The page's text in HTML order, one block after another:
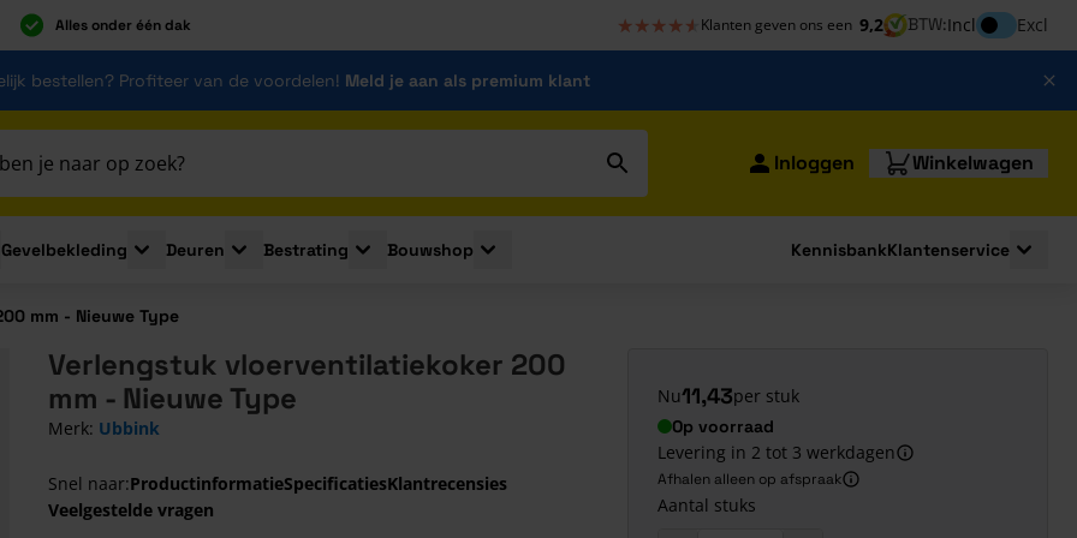
Alles onder één dak ★★★★★
★★★★★ Klanten geven ons een 9,2 BTW:InclInclusief btw
Excl
bestellen? Profiteer van de voordelen! Meld je aan als premium klant
Inloggen Winkelwagen
Plaatmaterialen
submenu for Isolatie
Gevelbekleding
Toggle submenu for Gevelbekleding
Deuren
Toggle submenu for Deuren
Bestrating
Toggle submenu for Bestrating
Bouwshop
Toggle submenu for Bouwshop
KennisbankKlantenservice
mm - Nieuwe Type
Verlengstuk vloerventilatiekoker 200
mm - Nieuwe Type
Merk: Ubbink
Snel naar:ProductinformatieSpecificatiesKlantrecensies
Veelgestelde vragen
Nu11,43per stuk
Op voorraad
Levering in 2 tot 3 werkdagen
Afhalen alleen op afspraak
Aantal stuks